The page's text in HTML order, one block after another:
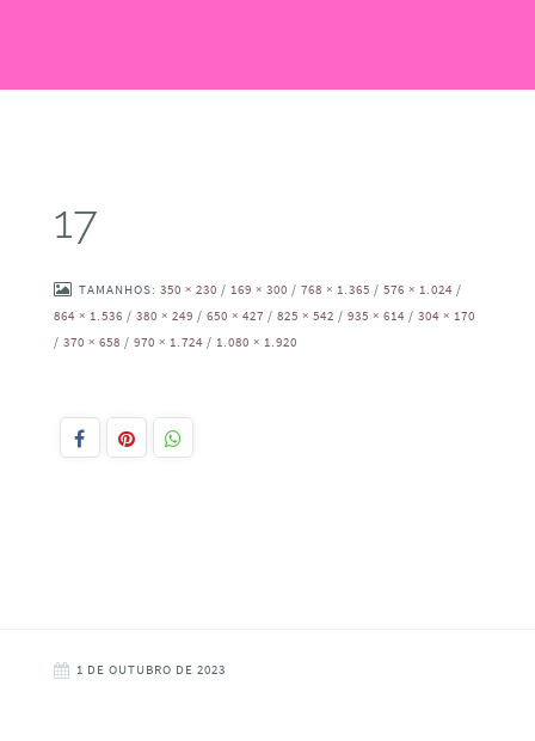
17
TAMANHOS: 350 × 230 / 169 × 300 / 768 × 1.365 / 576 × 1.024 /
864 × 1.536 / 380 × 249 / 650 × 427 / 825 × 542 / 935 × 614 / 304 × 170
/ 370 × 658 / 970 × 1.724 / 1.080 × 1.920
1 DE OUTUBRO DE 2023